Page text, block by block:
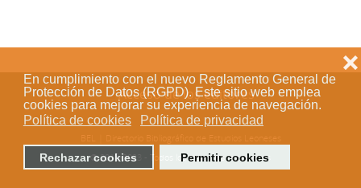
En cumplimiento con el nuevo Reglamento General de
Protección de Datos (RGPD). Este sitio web emplea
cookies para mejorar su experiencia de navegación.
Política de cookies
Política de privacidad
Rechazar cookies Permitir cookies
❌
Acceso de los editores
© 2018-2023 - Todos los derechos reservados